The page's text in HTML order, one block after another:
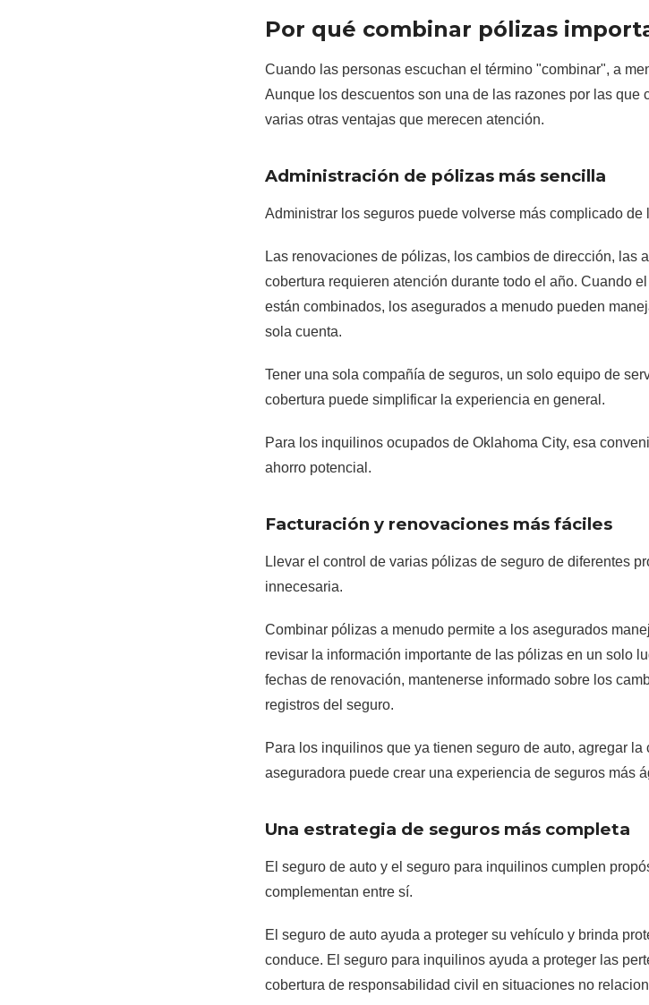
Por qué combinar pólizas
Cuando las personas escuchan el término "combinar", a
Aunque los descuentos son una de las razones por las
varias otras ventajas que merecen atención.
Administración de pólizas más sencilla
Administrar los seguros puede volverse más complicado
Las renovaciones de pólizas, los cambios de dirección, las
cobertura requieren atención durante todo el año. Cuando
están combinados, los asegurados a menudo pueden
sola cuenta.
Tener una sola compañía de seguros, un solo equipo de
cobertura puede simplificar la experiencia en general.
Para los inquilinos ocupados de Oklahoma City, esa
ahorro potencial.
Facturación y renovaciones más fáciles
Llevar el control de varias pólizas de seguro de diferentes
innecesaria.
Combinar pólizas a menudo permite a los asegurados
revisar la información importante de las pólizas en un solo
fechas de renovación, mantenerse informado sobre los
registros del seguro.
Para los inquilinos que ya tienen seguro de auto, agregar
aseguradora puede crear una experiencia de seguros más
Una estrategia de seguros más completa
El seguro de auto y el seguro para inquilinos cumplen
complementan entre sí.
El seguro de auto ayuda a proteger su vehículo y brinda
conduce. El seguro para inquilinos ayuda a proteger las
cobertura de responsabilidad civil en situaciones no